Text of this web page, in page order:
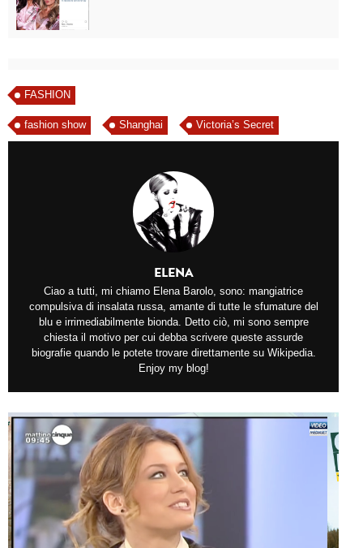
FASHION
fashion show Shanghai Victoria’s Secret
ELENA
Ciao a tutti, mi chiamo Elena Barolo, sono: mangiatrice
compulsiva di insalata russa, amante di tutte le sfumature del
blu e irrimediabilmente bionda. Detto ciò, mi sono sempre
chiesta il motivo per cui debba scrivere queste assurde
biografie quando le potete trovare direttamente su Wikipedia.
Enjoy my blog!